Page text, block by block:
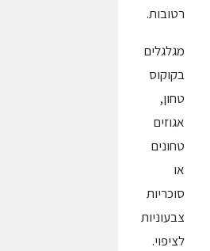
רטובות.
מגלגלים
בקוקוס
טחון,
אגוזים
טחונים
או
סוכריות
צבעוניות
לציפוי.